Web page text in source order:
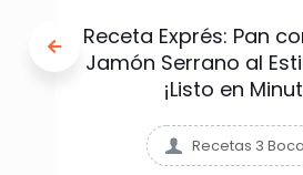
Receta Exprés: Pan
Jamón Serrano al
¡Listo en
Recetas 3